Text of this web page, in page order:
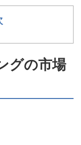
グの市場